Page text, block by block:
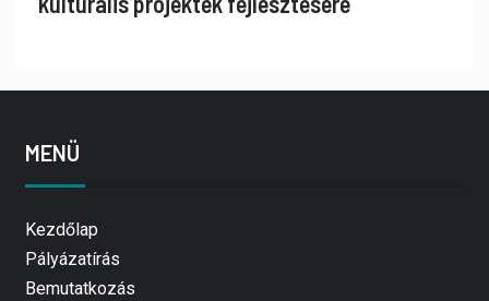
MENÜ
Kezdőlap
Pályázatírás
Bemutatkozás